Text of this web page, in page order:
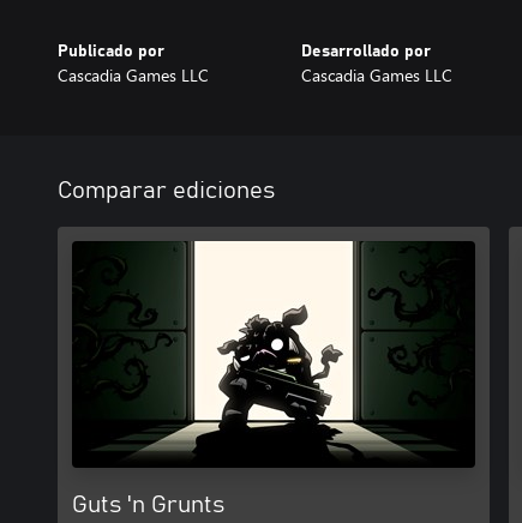
Publicado por
Cascadia Games LLC
Desarrollado por
Cascadia Games LLC
Comparar ediciones
Guts 'n Grunts